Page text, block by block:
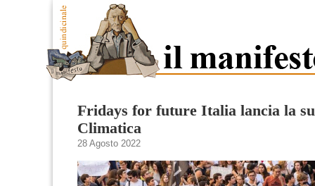
Fridays for future Italia lancia la
Climatica
28 Agosto 2022